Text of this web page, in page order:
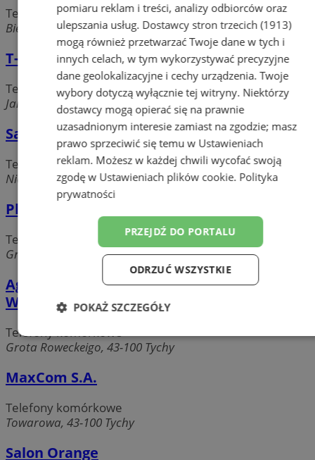
Telefony komórkowe
Bielska, 43-100 Tychy
T-Mobile Polska S.A. Sklep Firmowy
Telefony komórkowe
Jana Pawła II, 43-100 Tychy
Salon Sprzedaży Orange
Telefony komórkowe
Niepodległości, 43-100 Tychy
Play Kontakt Maciej Pelizg
Telefony komórkowe
Grota Roweckeigo, 43-100 Tychy
Agtel Firma Handlowo-Usługowa Agnieszka
Wilusz
Telefony komórkowe
Grota Roweckeigo, 43-100 Tychy
MaxCom S.A.
Telefony komórkowe
Towarowa, 43-100 Tychy
Salon Orange
pomiaru reklam i treści, analizy odbiorców oraz
ulepszania usług. Dostawcy stron trzecich (1913)
mogą również przetwarzać Twoje dane w tych i
innych celach, w tym wykorzystywać precyzyjne
dane geolokalizacyjne i cechy urządzenia. Twoje
wybory dotyczą wyłącznie tej witryny. Niektórzy
dostawcy mogą opierać się na prawnie
uzasadnionym interesie zamiast na zgodzie; masz
prawo sprzeciwić się temu w Ustawieniach
reklam. Możesz w każdej chwili wycofać swoją
zgodę w Ustawieniach plików cookie. Polityka
prywatności
PRZEJDŹ DO PORTALU
ODRZUĆ WSZYSTKIE
POKAŻ SZCZEGÓŁY
Niezbędne Wydajność Targetowanie